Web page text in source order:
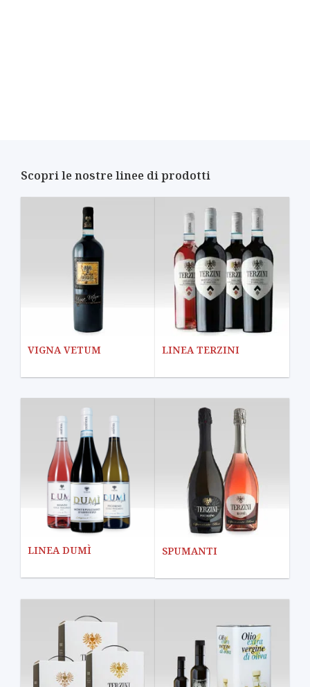
Scopri le nostre linee di prodotti
VIGNA VETUM LINEA TERZINI
LINEA DUMÌ SPUMANTI